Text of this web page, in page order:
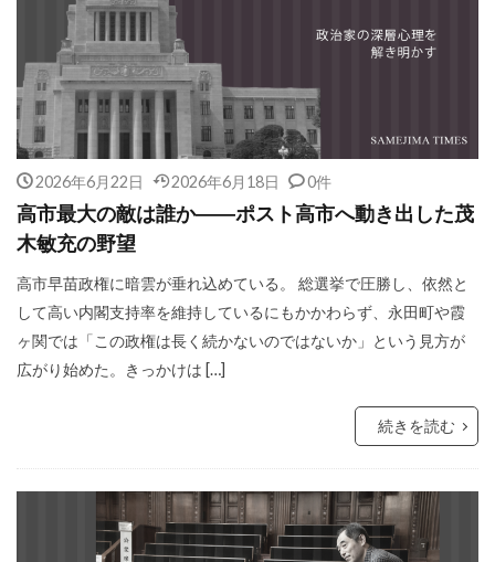
2026年6月22日 2026年6月18日 0件
高市最大の敵は誰か――ポスト高市へ動き出した茂
木敏充の野望
高市早苗政権に暗雲が垂れ込めている。 総選挙で圧勝し、依然と
して高い内閣支持率を維持しているにもかかわらず、永田町や霞
ヶ関では「この政権は長く続かないのではないか」という見方が
広がり始めた。きっかけは […]
続きを読む